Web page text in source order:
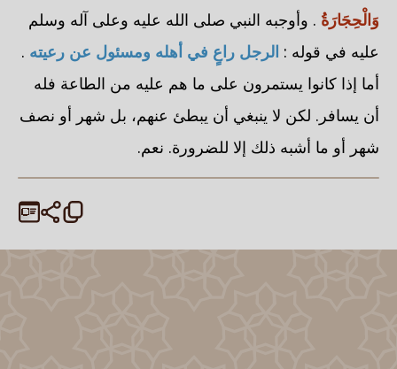
وَالْحِجَارَةُ . وأوجبه النبي صلى الله عليه وعلى آله وسلم
عليه في قوله : الرجل راعٍ في أهله ومسئول عن رعيته .
أما إذا كانوا يستمرون على ما هم عليه من الطاعة فله
أن يسافر. لكن لا ينبغي أن يبطئ عنهم، بل شهر أو نصف
شهر أو ما أشبه ذلك إلا للضرورة. نعم.